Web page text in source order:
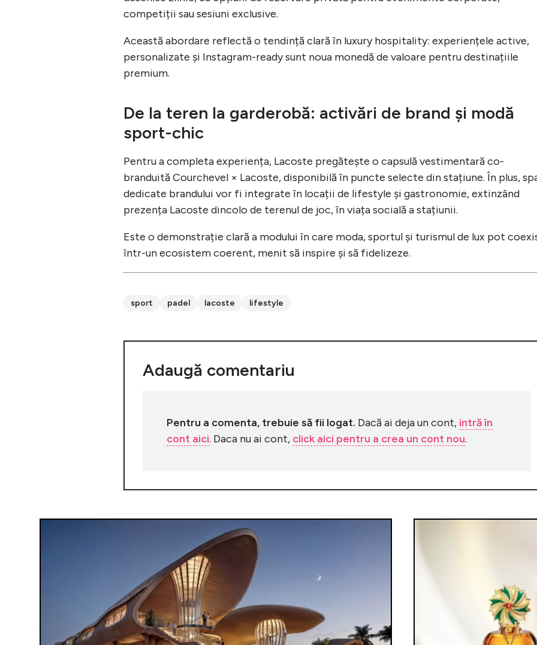
competiții sau sesiuni exclusive.
Această abordare reflectă o tendință clară în luxury hospitality: experiențele active,
personalizate și Instagram-ready sunt noua monedă de valoare pentru destinațiile
premium.
De la teren la garderobă: activări de brand și modă
sport-chic
Pentru a completa experiența, Lacoste pregătește o capsulă vestimentară co-
branduită Courchevel × Lacoste, disponibilă în puncte selecte din stațiune. În plus,
dedicate brandului vor fi integrate în locații de lifestyle și gastronomie, extinzând
prezența Lacoste dincolo de terenul de joc, în viața socială a stațiunii.
Este o demonstrație clară a modului în care moda, sportul și turismul de lux pot
într-un ecosistem coerent, menit să inspire și să fidelizeze.
sport padel lacoste lifestyle
Adaugă comentariu
Pentru a comenta, trebuie să fii logat. Dacă ai deja un cont, intră în
cont aici. Daca nu ai cont, click aici pentru a crea un cont nou.